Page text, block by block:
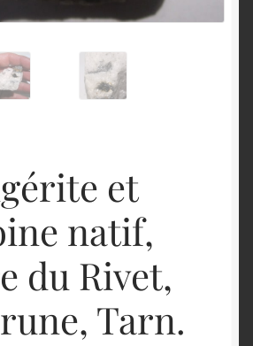
et
natif,
du Rivet,
Tarn.